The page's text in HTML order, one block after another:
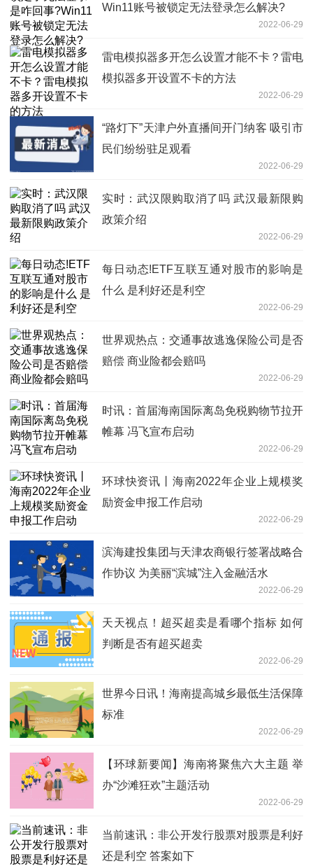
Win11账号被锁定无法登录怎么解决?
2022-06-29
雷电模拟器多开怎么设置才能不卡？雷电
模拟器多开设置不卡的方法
2022-06-29
“路灯下”天津户外直播间开门纳客 吸引市
民们纷纷驻足观看
2022-06-29
实时：武汉限购取消了吗 武汉最新限购
政策介绍
2022-06-29
每日动态!ETF互联互通对股市的影响是
什么 是利好还是利空
2022-06-29
世界观热点：交通事故逃逸保险公司是否
赔偿 商业险都会赔吗
2022-06-29
时讯：首届海南国际离岛免税购物节拉开
帷幕 冯飞宣布启动
2022-06-29
环球快资讯丨海南2022年企业上规模奖
励资金申报工作启动
2022-06-29
滨海建投集团与天津农商银行签署战略合
作协议 为美丽“滨城”注入金融活水
2022-06-29
天天视点！超买超卖是看哪个指标 如何
判断是否有超买超卖
2022-06-29
世界今日讯！海南提高城乡最低生活保障
标准
2022-06-29
【环球新要闻】海南将聚焦六大主题 举
办“沙滩狂欢”主题活动
2022-06-29
当前速讯：非公开发行股票对股票是利好
还是利空 答案如下